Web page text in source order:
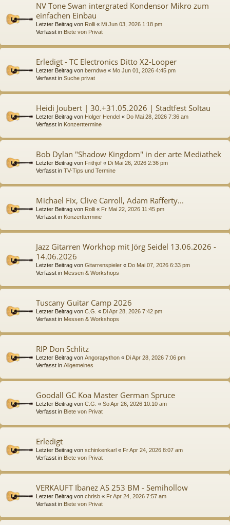
NV Tone Swan intergrated Kondensor Mikro zum
einfachen Einbau
Letzter Beitrag von Rolli « Mi Jun 03, 2026 1:18 pm
Verfasst in Biete von Privat
Erledigt - TC Electronics Ditto X2-Looper
Letzter Beitrag von berndwe « Mo Jun 01, 2026 4:45 pm
Verfasst in Suche privat
Heidi Joubert | 30.+31.05.2026 | Stadtfest Soltau
Letzter Beitrag von Holger Hendel « Do Mai 28, 2026 7:36 am
Verfasst in Konzerttermine
Bob Dylan "Shadow Kingdom" in der arte Mediathek
Letzter Beitrag von Frithjof « Di Mai 26, 2026 2:36 pm
Verfasst in TV-Tips und Termine
Michael Fix, Clive Carroll, Adam Rafferty...
Letzter Beitrag von Rolli « Fr Mai 22, 2026 11:45 pm
Verfasst in Konzerttermine
Jazz Gitarren Workhop mit Jörg Seidel 13.06.2026 -
14.06.2026
Letzter Beitrag von Gitarrenspieler « Do Mai 07, 2026 6:33 pm
Verfasst in Messen & Workshops
Tuscany Guitar Camp 2026
Letzter Beitrag von C.G. « Di Apr 28, 2026 7:42 pm
Verfasst in Messen & Workshops
RIP Don Schlitz
Letzter Beitrag von Angorapython « Di Apr 28, 2026 7:06 pm
Verfasst in Allgemeines
Goodall GC Koa Master German Spruce
Letzter Beitrag von C.G. « So Apr 26, 2026 10:10 am
Verfasst in Biete von Privat
Erledigt
Letzter Beitrag von schinkenkarl « Fr Apr 24, 2026 8:07 am
Verfasst in Biete von Privat
VERKAUFT Ibanez AS 253 BM - Semihollow
Letzter Beitrag von chrisb « Fr Apr 24, 2026 7:57 am
Verfasst in Biete von Privat